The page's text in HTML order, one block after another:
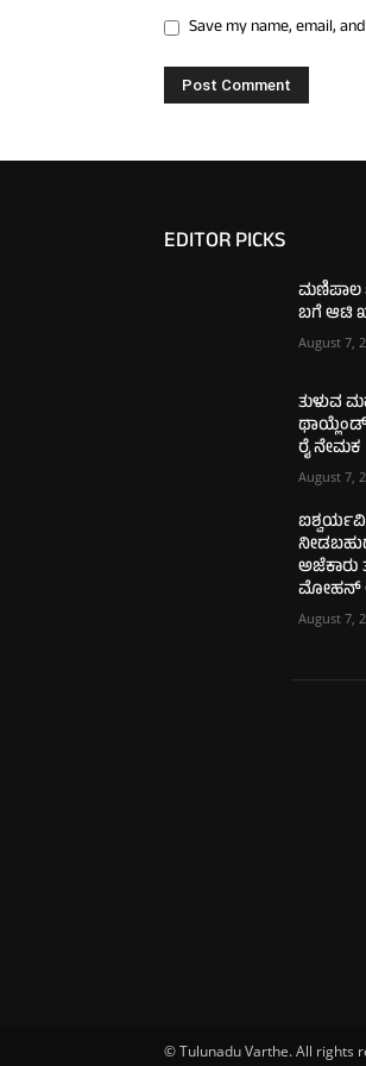
Save my name, email,
EDITOR PICKS
ಮಣಿಪಾಲ
ಬಗೆ ಆಟಿ
August 7,
ತುಳುವ
ರೈ ನೇಮಕ
August 7,
ಅಜೆಕಾರು
ಮೋಹನ್
August 7,
© Tulunadu Varthe. All rights